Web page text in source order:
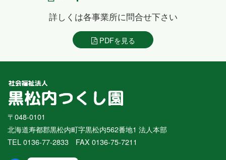
詳しくは各事業所に問合せ下さい
PDFを見る
〒048-0101
北海道寿都郡黒松内町字黒松内562番地1 法人本部
TEL 0136-77-2833 FAX 0136-75-7211